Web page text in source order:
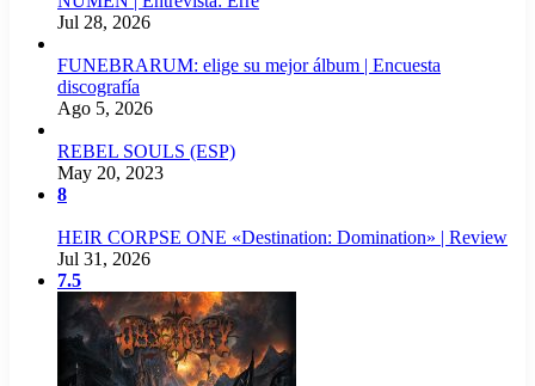
Jul 28, 2026
FUNEBRARUM: elige su mejor álbum | Encuesta
discografía
Ago 5, 2026
REBEL SOULS (ESP)
May 20, 2023
8
HEIR CORPSE ONE «Destination: Domination» | Review
Jul 31, 2026
7.5